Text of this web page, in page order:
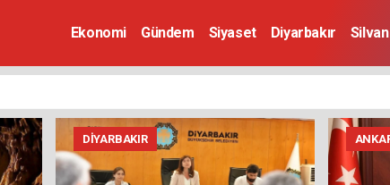
Ekonomi Gündem Siyaset Diyarbakır Silvan
DIYARBAKIR